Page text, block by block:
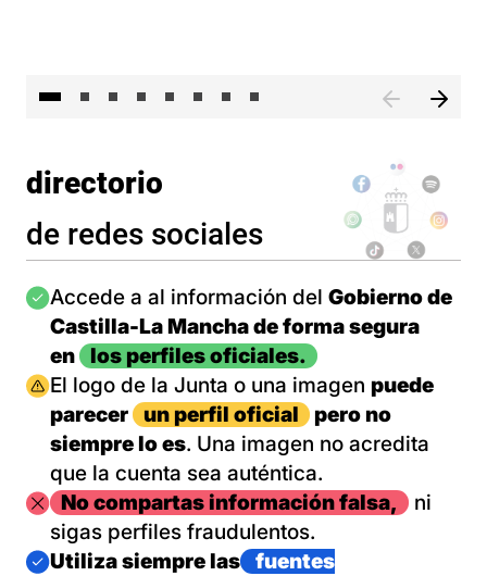
directorio
de redes sociales
Imagen
Accede a al información del Gobierno de
Castilla-La Mancha de forma segura
en
los perfiles oficiales.
Imagen
El logo de la Junta o una imagen puede
parecer
un perfil oficial
pero no
siempre lo es. Una imagen no acredita
que la cuenta sea auténtica.
ImagenNo compartas información falsa,
ni
sigas perfiles fraudulentos.
Imagen
Utiliza siempre las
fuentes